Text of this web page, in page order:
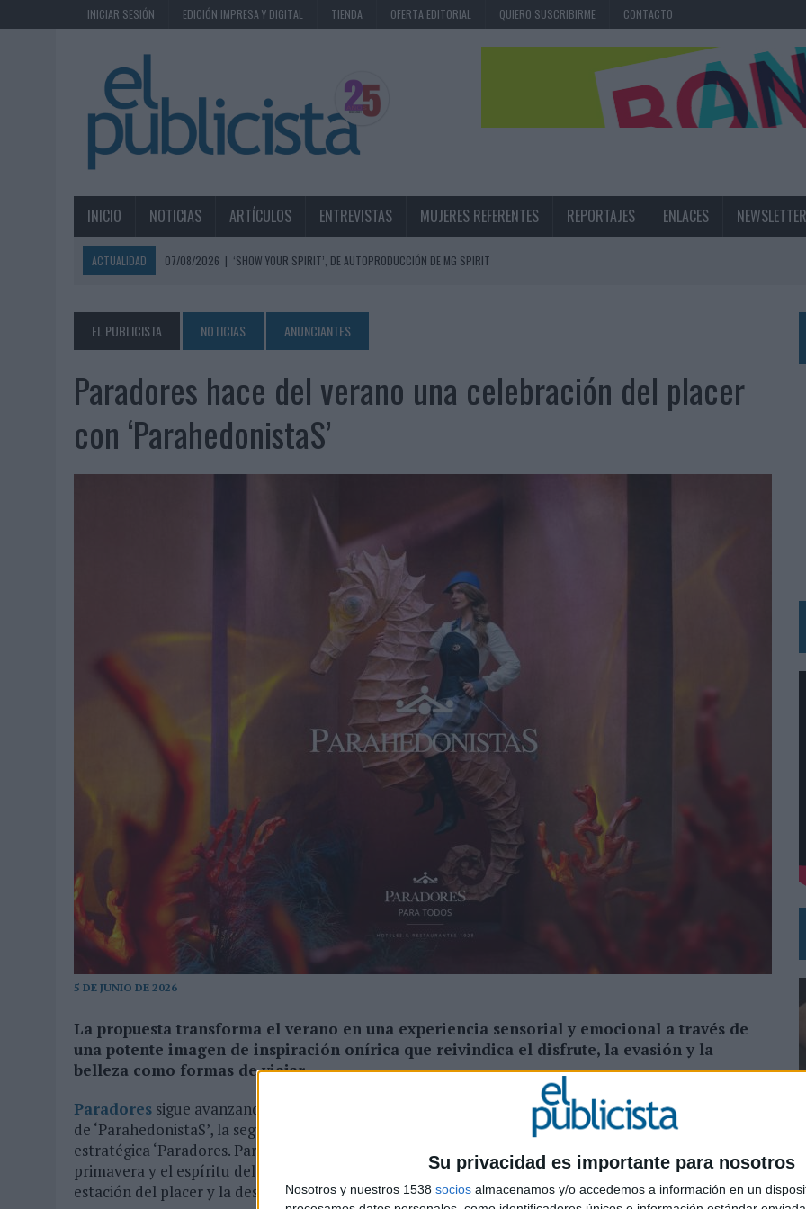
Su privacidad es importante para nosotros
Nosotros y nuestros 1538 socios almacenamos y/o accedemos a información en un
INICIAR SESIÓN EDICIÓN IMPRESA Y DIGITAL TIENDA OFERTA EDITORIAL QUIERO SUSCRIBIRME CONTACTO
INICIO NOTICIAS ARTÍCULOS ENTREVISTAS MUJERES REFERENTES REPORTAJES ENLACES NEWSLETTER
ACTUALIDAD 07/08/2026 | ‘SHOW YOUR SPIRIT’, DE AUTOPRODUCCIÓN DE MG SPIRIT
07/08/2026 | MG SPIRIT RELANZA SU MARCA CON UNA ESTRATEGIA 360º CENTRADA EN EL ORIGEN BARCELONÉS
07/08/2026
PATRÓN CONVIERTE EL NUEVO SINGLE DE ARÓN PIPER EN UNA EXPERIENCIA DE MARCA EN IBIZA
07/08/2026
| EL VERANO PONE A PRUEBA LA ESTRATEGIA DIGITAL DE LAS MARCAS
07/08/2026 |
VUELING CONVIERTE LOS RECUERDOS EN SOUVENIRS CON IA
‘LA VUELTA’, DE FENOMENAL PARA MÁLAGA CF
SIETE DE CADA DIEZ EMPRESAS ESPAÑOLAS NO INTEGRAN LA INFANCIA EN SU ESTRATEGIA
LA TELEVISIÓN SIGUE LIDERANDO EL CONSUMO DE MEDIOS EN VERANO Y SUPERA AL MÓVIL COMO DISPOSITIVO MÁS UTILIZADO
EL USO DE LA IA GENERATIVA ALCANZA YA AL 62% DE LOS ESPAÑOLES
SYSTEM1 NOMBRA A KIMBERLY BASTONI COMO NUEVA DIRECTORA COMERCIAL GLOBAL
FRIGO Y UNIQLO LANZAN UNA COLECCIÓN PERSONALIZABLE INSPIRADA EN CORNETTO, CALIPPO Y SOLERO
LA IA ESTÁ SUBIENDO EL LISTÓN DE LA CREATIVIDAD
BEON WORLDWIDE LANZA RAÍZ URBANA PARA TRANSFORMAR EL PATRIMONIO HISTÓRICO EN ACTIVOS CULTURALES Y ECONÓMICOS
FABRA COMUNICACIÓN INCORPORA A CASONÁ Y ASUME LA GESTIÓN DE SUS RELACIONES CON LOS MEDIOS
LOPESAN HOTELS & RESORTS ACERCA EL PARAÍSO CANARIO EN SU ÚLTIMA CAMPAÑA INTERNACIONAL
LUIS ARQUILLOS (BURGO DE ARIAS): “LA CONSTRUCCIÓN DE MARCA A LARGO PLAZO Y LA MEDICIÓN SON DOS CARAS DE LA MISMA
MONEDA”
‘ALEXIA PUTELLAS X GALAXY Z FOLD8 – SIN LÍMITES’, DE CHEIL SPAIN PARA SAMSUNG ELECTRONICS IBERIA
EL PUBLICISTA NOTICIAS ANUNCIANTES
Paradores hace del verano una celebración del placer
con ‘ParahedonistaS’
5 DE JUNIO DE 2026
La propuesta transforma el verano en una experiencia sensorial y emocional a través de
una potente imagen de inspiración onírica que reivindica el disfrute, la evasión y la
belleza como formas de viajar
Paradores sigue avanzando en la construcción de su nuevo territorio de marca con el lanzamiento
de ‘ParahedonistaS’, la segunda pieza de la campaña estacional 2026 integrada en la plataforma
estratégica ‘Paradores. Para todos. Para todas’. Tras la presentación de ‘ParacuriosoS’, centrada en la
primavera y el espíritu del descubrimiento, la compañía pone ahora el foco en el verano como
estación del placer y la desconexión.